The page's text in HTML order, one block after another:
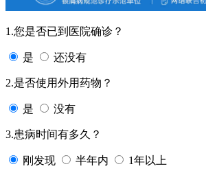
1.您是否已到医院确诊？
是 还没有
2.是否使用外用药物？
是 没有
3.患病时间有多久？
刚发现 半年内 1年以上